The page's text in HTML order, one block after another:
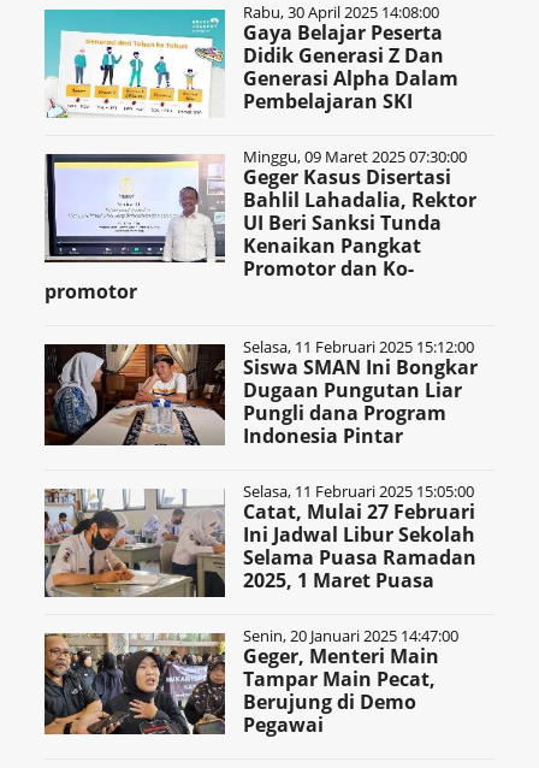
Rabu, 30 April 2025 14:08:00
Gaya Belajar Peserta
Didik Generasi Z Dan
Generasi Alpha Dalam
Pembelajaran SKI
Minggu, 09 Maret 2025 07:30:00
Geger Kasus Disertasi
Bahlil Lahadalia, Rektor
UI Beri Sanksi Tunda
Kenaikan Pangkat
Promotor dan Ko-
promotor
Selasa, 11 Februari 2025 15:12:00
Siswa SMAN Ini Bongkar
Dugaan Pungutan Liar
Pungli dana Program
Indonesia Pintar
Selasa, 11 Februari 2025 15:05:00
Catat, Mulai 27 Februari
Ini Jadwal Libur Sekolah
Selama Puasa Ramadan
2025, 1 Maret Puasa
Senin, 20 Januari 2025 14:47:00
Geger, Menteri Main
Tampar Main Pecat,
Berujung di Demo
Pegawai